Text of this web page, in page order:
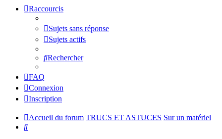
Raccourcis
Sujets sans réponse
Sujets actifs
Rechercher
FAQ
Connexion
Inscription
Accueil du forum TRUCS ET ASTUCES Sur un matériel
Rechercher